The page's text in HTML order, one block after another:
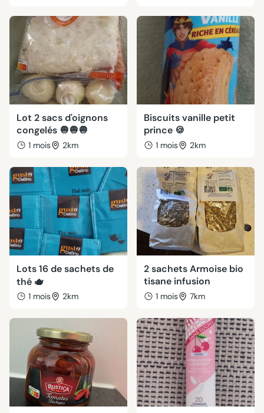
Lot 2 sacs d'oignons
congelés 🧅🧅🧅
1 mois 2km
Biscuits vanille petit
prince 🍪
1 mois 2km
Lots 16 de sachets de
thé 🫖
1 mois 2km
2 sachets Armoise bio
tisane infusion
1 mois 7km